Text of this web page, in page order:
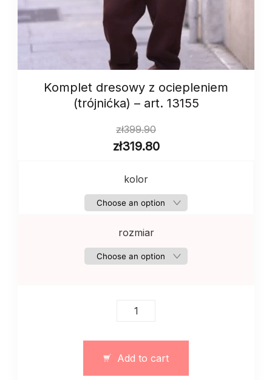
Komplet dresowy z ociepleniem
(trójnićka) – art. 13155
zł399.90
zł319.80
kolor
rozmiar
Komplet
(trójnićka)
Add to cart